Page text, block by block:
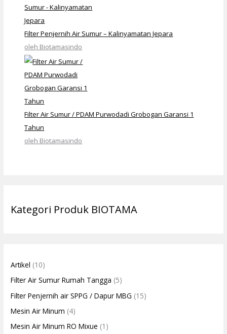
Filter Penjernih Air Sumur – Kalinyamatan Jepara
oleh Biotamasindo
Filter Air Sumur / PDAM Purwodadi Grobogan Garansi 1
Tahun
oleh Biotamasindo
Kategori Produk BIOTAMA
Artikel (10)
Filter Air Sumur Rumah Tangga (5)
Filter Penjernih air SPPG / Dapur MBG (15)
Mesin Air Minum (4)
Mesin Air Minum RO Mixue (1)